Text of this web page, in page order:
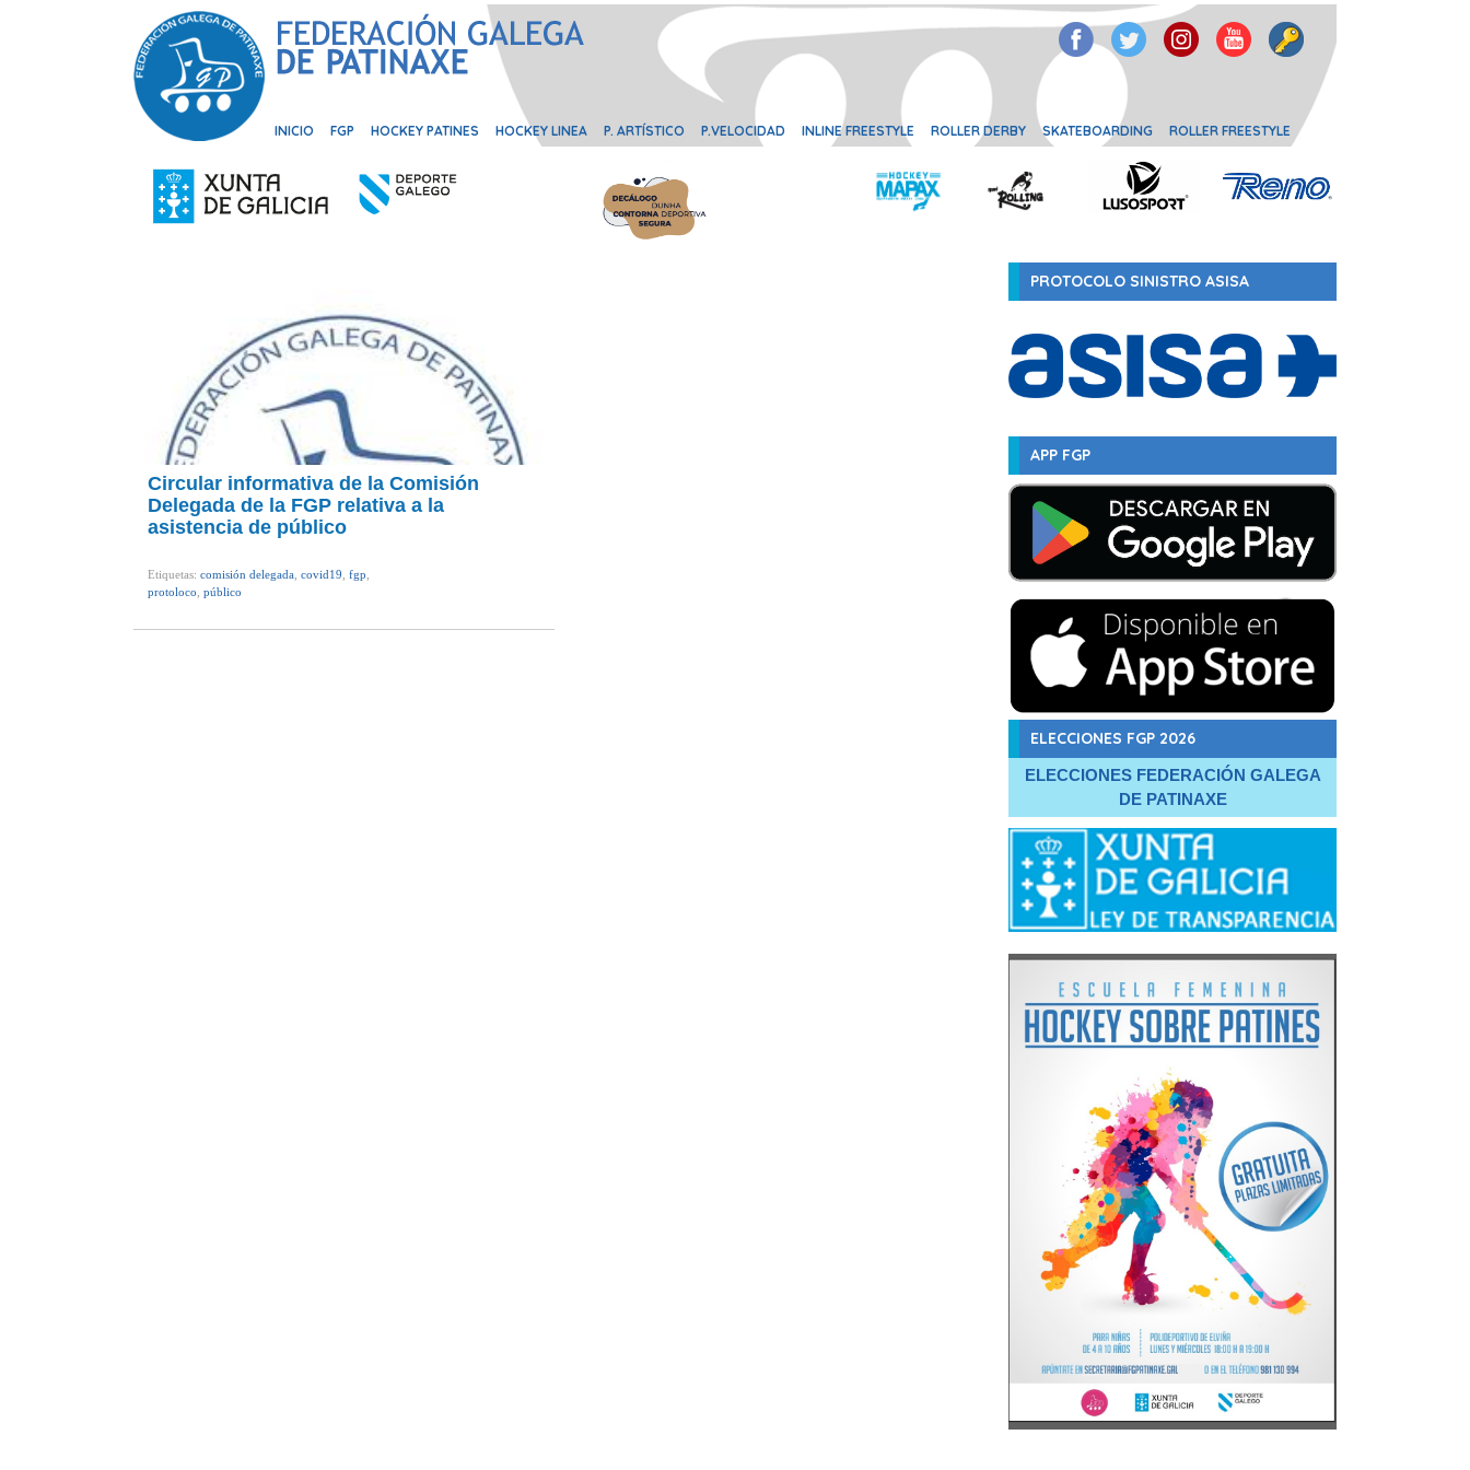
INICIO FGP HOCKEY PATINES HOCKEY LINEA P. ARTÍSTICO P.VELOCIDAD INLINE FREESTYLE ROLLER DERBY SKATEBOARDING ROLLER FREESTYLE
PROTOCOLO SINISTRO ASISA
APP FGP
ELECCIONES FGP 2026
ELECCIONES FEDERACIÓN GALEGA
DE PATINAXE
Circular informativa de la Comisión
Delegada de la FGP relativa a la
asistencia de público
Etiquetas: comisión delegada covid19 fgp
protoloco público